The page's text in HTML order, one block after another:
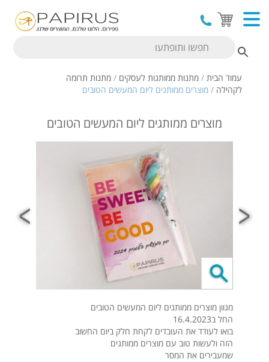
עמוד הבית/ מתנות ממותגות לעסקים / מתנות תרומה
לקהילה / מוצרים ממותגים ליום המעשים הטובים
מוצרים ממותגים ליום המעשים הטובים
מגוון מוצרים ממותגים ליום המעשים הטובים
החל ב16.4.2023
בואו לעודד את העובדים לקחת חלק ביום החשוב
הזה ולעשות טוב עם מוצרים ממותגים
שמעבירים את המסר